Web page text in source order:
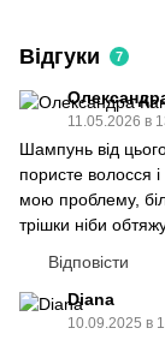
Відгуки 7
11.05.2026 в
Шампунь від
пористе волосся
мою проблему,
трішки ніби
Відповісти
Diana
10.09.2025 в